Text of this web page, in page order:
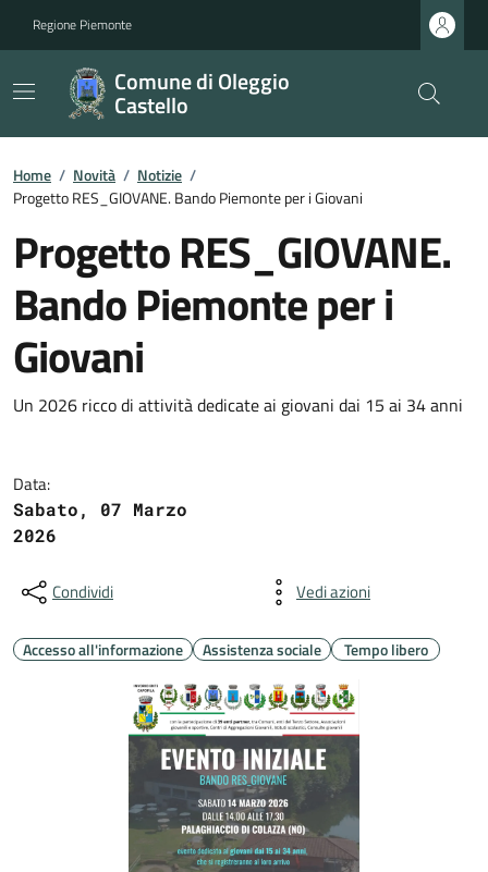
Regione Piemonte
Comune di Oleggio
Castello
Home / Novità / Notizie /
Progetto RES_GIOVANE. Bando Piemonte per i Giovani
Progetto RES_GIOVANE.
Bando Piemonte per i
Giovani
Un 2026 ricco di attività dedicate ai giovani dai 15 ai 34 anni
Data:
Sabato, 07 Marzo
2026
Condividi Vedi azioni
Accesso all'informazione Assistenza sociale Tempo libero